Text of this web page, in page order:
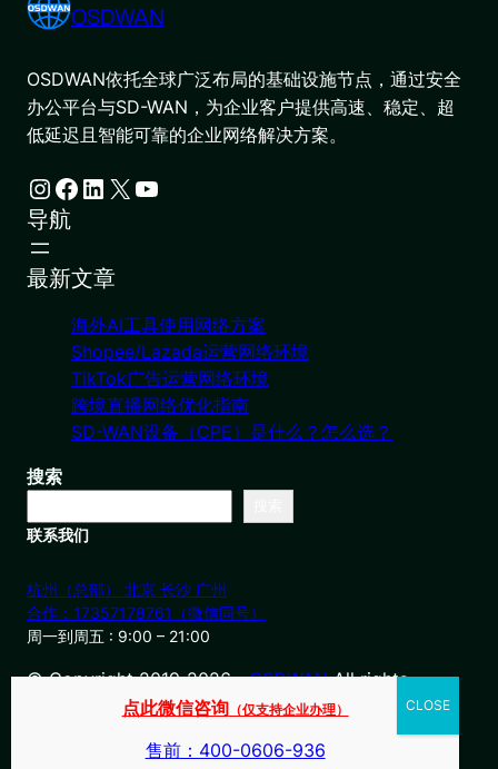
OSDWAN
OSDWAN依托全球广泛布局的基础设施节点，通过安全
办公平台与SD-WAN，为企业客户提供高速、稳定、超
低延迟且智能可靠的企业网络解决方案。
Instagram Facebook LinkedIn X YouTube
导航
最新文章
海外AI工具使用网络方案
Shopee/Lazada运营网络环境
TikTok广告运营网络环境
跨境直播网络优化指南
SD-WAN设备（CPE）是什么？怎么选？
搜索
联系我们
杭州（总部） 北京 长沙 广州
合作：17357178761（微信同号）
周一到周五 : 9:00 – 21:00
© Copyright 2019-2026・OSDWANAll rights
点此微信咨询 （仅支持企业办理）
售前：400-0606-936